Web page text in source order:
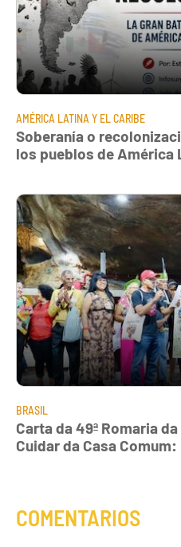
AMÉRICA LATINA Y EL CARIBE
Soberanía o
los pueblos de América
BRASIL
Carta da 49ª Romaria
Cuidar da Casa
COMENTARIOS